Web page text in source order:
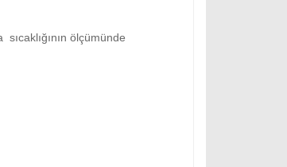
ölçümünde